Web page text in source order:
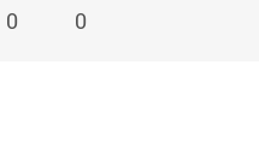
0 0